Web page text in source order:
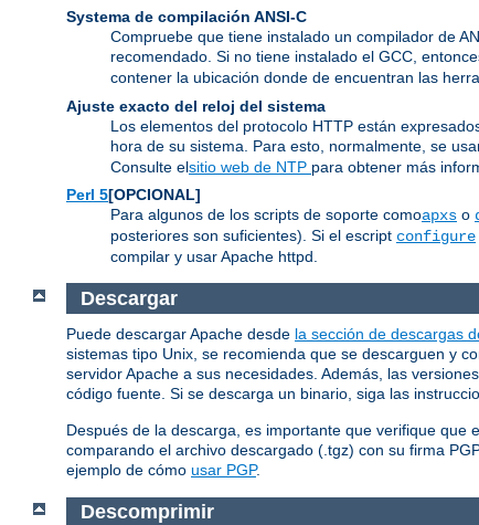
Systema de compilación ANSI-C
Compruebe que tiene instalado un compilador de
recomendado. Si no tiene instalado el GCC,
contener la ubicación donde de encuentran las
Ajuste exacto del reloj del sistema
Los elementos del protocolo HTTP están
hora de su sistema. Para esto, normalmente, se
Consulte elsitio web de NTP para obtener más
Perl 5[OPCIONAL]
Para algunos de los scripts de soporte comoapxs o
posteriores son suficientes). Si el escript configure
compilar y usar Apache httpd.
Descargar
Puede descargar Apache desde la sección de descargas
sistemas tipo Unix, se recomienda que se descarguen y
servidor Apache a sus necesidades. Además, las
código fuente. Si se descarga un binario, siga las
Después de la descarga, es importante que verifique que
comparando el archivo descargado (.tgz) con su firma
ejemplo de cómo usar PGP.
Descomprimir